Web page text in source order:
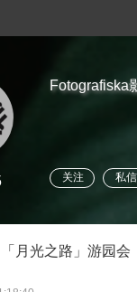
Fotografiska
关注 私信
月光之路」游园会